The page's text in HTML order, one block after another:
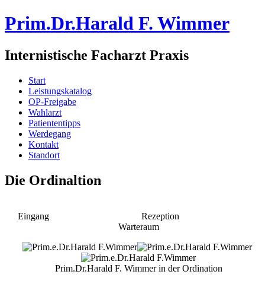
Prim.Dr.Harald F. Wimmer
Internistische Facharzt Praxis
Start
Leistungskatalog
OP-Freigabe
Wahlarzt
Patiententipps
Werdegang
Kontakt
Standort
Die Ordinaltion
Eingang Rezeption
Warteraum
Prim.Dr.Harald F. Wimmer in der Ordination